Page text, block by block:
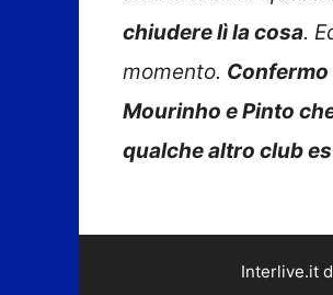
chiudere lì la cosa.
momento. Confermo
Mourinho e Pinto
qualche altro club
Interlive.it